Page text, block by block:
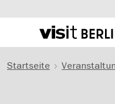
zum
Berlins
Startseite